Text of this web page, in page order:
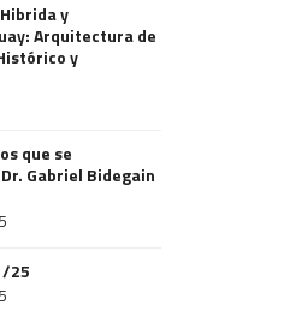
y
Arquitectura de
y
que se
Gabriel Bidegain
25